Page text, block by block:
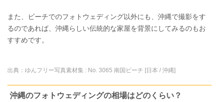
また、ビーチでのフォトウェディング以外にも、沖縄で撮影をす
るのであれば、沖縄らしい伝統的な家屋を背景にしてみるのもお
すすめです。
出典： ゆんフリー写真素材集 : No. 3065 南国ビーチ [日本 / 沖縄]
沖縄のフォトウェディングの相場はどのくらい？